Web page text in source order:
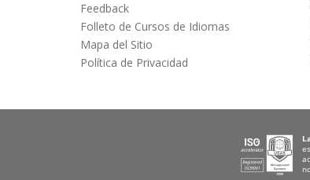
Feedback
Folleto de Cursos de Idiomas
Mapa del Sitio
Política de Privacidad